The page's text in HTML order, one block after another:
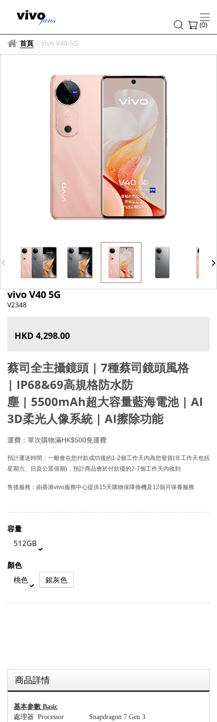
(0)
首頁 > vivo V40 5G
vivo V40 5G
V2348
HKD 4,298.00
蔡司全主攝鏡頭 | 7種蔡司鏡頭風格
| IP68&69高規格防水防
塵 | 5500mAh超大容量藍海電池 | AI
3D柔光人像系統 | AI擦除功能
運費：單次購物滿HK$500免運費
預計運送時間：一般會在您付款成功後的1-2個工作天內為您發貨(非工作天包括
星期六、日及公眾假期)，預計商品會於付款後的2-7個工作天內收到
售後服務：由香港vivo服務中心提供15天購物保障換機及12個月保養服務
容量
512GB
顏色
桃色
銀灰色
商品詳情
基本参數 Basic
處理器 Processor
Snapdragon 7 Gen 3